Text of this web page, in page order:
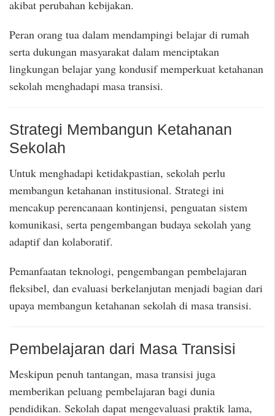
akibat perubahan kebijakan.
Peran orang tua dalam mendampingi belajar di rumah
serta dukungan masyarakat dalam menciptakan
lingkungan belajar yang kondusif memperkuat ketahanan
sekolah menghadapi masa transisi.
Strategi Membangun Ketahanan
Sekolah
Untuk menghadapi ketidakpastian, sekolah perlu
membangun ketahanan institusional. Strategi ini
mencakup perencanaan kontinjensi, penguatan sistem
komunikasi, serta pengembangan budaya sekolah yang
adaptif dan kolaboratif.
Pemanfaatan teknologi, pengembangan pembelajaran
fleksibel, dan evaluasi berkelanjutan menjadi bagian dari
upaya membangun ketahanan sekolah di masa transisi.
Pembelajaran dari Masa Transisi
Meskipun penuh tantangan, masa transisi juga
memberikan peluang pembelajaran bagi dunia
pendidikan. Sekolah dapat mengevaluasi praktik lama,